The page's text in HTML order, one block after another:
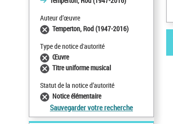
Auteur d’œuvre
Temperton, Rod (1947-2016)
Type de notice d'autorité
Œuvre
Titre uniforme musical
Statut de la notice d’autorité
Notice élémentaire
Sauvegarder votre recherche